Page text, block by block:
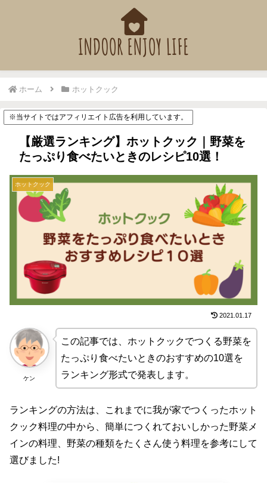
ホーム ホットクック
※当サイトではアフィリエイト広告を利用しています。
【厳選ランキング】ホットクック｜野菜を
たっぷり食べたいときのレシピ10選！
ホットクック
2021.01.17
ケン
この記事では、ホットクックでつくる野菜を
たっぷり食べたいときのおすすめの10選を
ランキング形式で発表します。
ランキングの方法は、これまでに我が家でつくったホット
クック料理の中から、簡単につくれておいしかった野菜メ
インの料理、野菜の種類をたくさん使う料理を参考にして
選びました!